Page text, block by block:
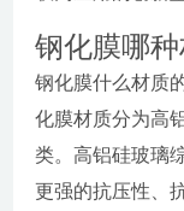
钢化膜哪
钢化膜什么材质
化膜材质分为高
类。高铝硅玻璃
更强的抗压性、